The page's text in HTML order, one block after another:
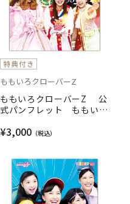
ももいろクローバーZ
ももいろクローバーZ 公
式パンフレット ももいろ
欠のElectric Wonderland
¥3,000